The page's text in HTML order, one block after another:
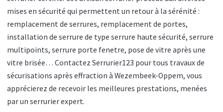
mises en sécurité qui permettent un retour à la sérénité :
remplacement de serrures, remplacement de portes,
installation de serrure de type serrure haute sécurité, serrure
multipoints, serrure porte fenetre, pose de vitre après une
vitre brisée… Contactez Serrurier123 pour tous travaux de
sécurisations après effraction à Wezembeek-Oppem, vous
apprécierez de recevoir les meilleures prestations, menées
par un serrurier expert.